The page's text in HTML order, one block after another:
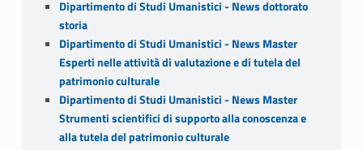
Dipartimento di Studi Umanistici - News dottorato
storia
Dipartimento di Studi Umanistici - News Master
Esperti nelle attività di valutazione e di tutela del
patrimonio culturale
Dipartimento di Studi Umanistici - News Master
Strumenti scientifici di supporto alla conoscenza e
alla tutela del patrimonio culturale